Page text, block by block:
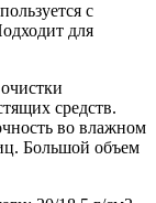
с
для
средств.
во влажном
Большой объем